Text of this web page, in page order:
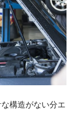
構造がない分エ